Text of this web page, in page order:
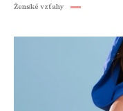
Ženské vzťahy